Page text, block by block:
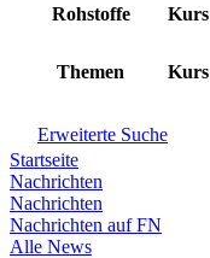
Rohstoffe Kurs
Themen Kurs
Erweiterte Suche
Startseite
Nachrichten
Nachrichten
Nachrichten auf FN
Alle News